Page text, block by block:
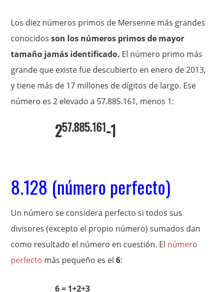
Los diez números primos de Mersenne más grandes
conocidosson los números primos de mayor
tamaño jamás identificado. El número primo más
grande que existe fue descubierto en enero de 2013,
y tiene más de 17 millones de dígitos de largo. Ese
número es 2 elevado a 57.885.161, menos 1:
257.885.161-1
8.128 (número perfecto)
Un número se considera perfecto si todos sus
divisores (excepto el propio número) sumados dan
como resultado el número en cuestión. El número
perfecto más pequeño es el6:
6 = 1+2+3